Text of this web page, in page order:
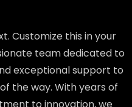
Customize this in your
team dedicated to
exceptional support to
the way. With years of